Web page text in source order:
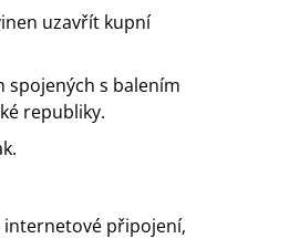
uzavřít kupní
spojených s balením
republiky.
internetové připojení,